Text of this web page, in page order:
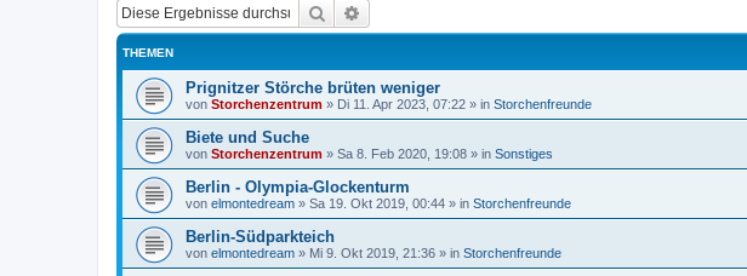
Suche
THEMEN
Prignitzer Störche brüten weniger
von Storchenzentrum » Di 11. Apr 2023, 07:22 » in Storchenfreunde
Biete und Suche
von Storchenzentrum » Sa 8. Feb 2020, 19:08 » in Sonstiges
Berlin - Olympia-Glockenturm
von elmontedream » Sa 19. Okt 2019, 00:44 » in Storchenfreunde
Berlin-Südparkteich
von elmontedream » Mi 9. Okt 2019, 21:36 » in Storchenfreunde